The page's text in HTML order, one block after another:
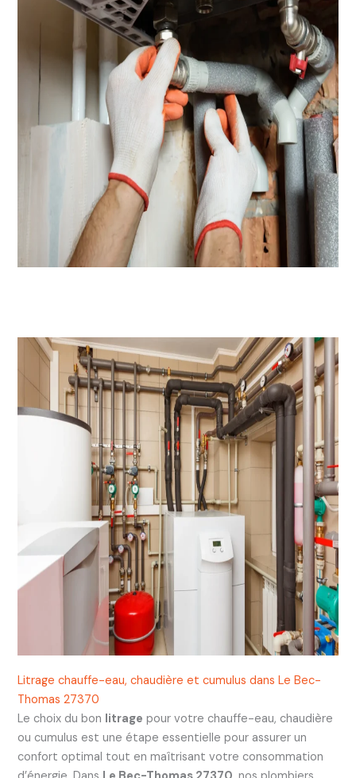
Litrage chauffe-eau, chaudière et cumulus dans Le Bec-
Thomas 27370
Le choix du bon litrage pour votre chauffe-eau, chaudière
ou cumulus est une étape essentielle pour assurer un
confort optimal tout en maîtrisant votre consommation